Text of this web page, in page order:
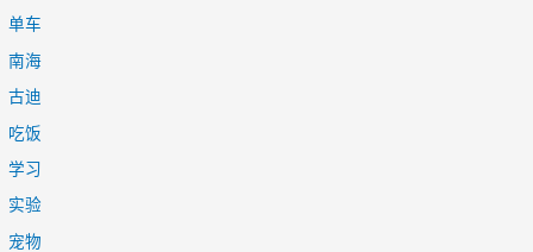
单车
南海
古迪
吃饭
学习
实验
宠物